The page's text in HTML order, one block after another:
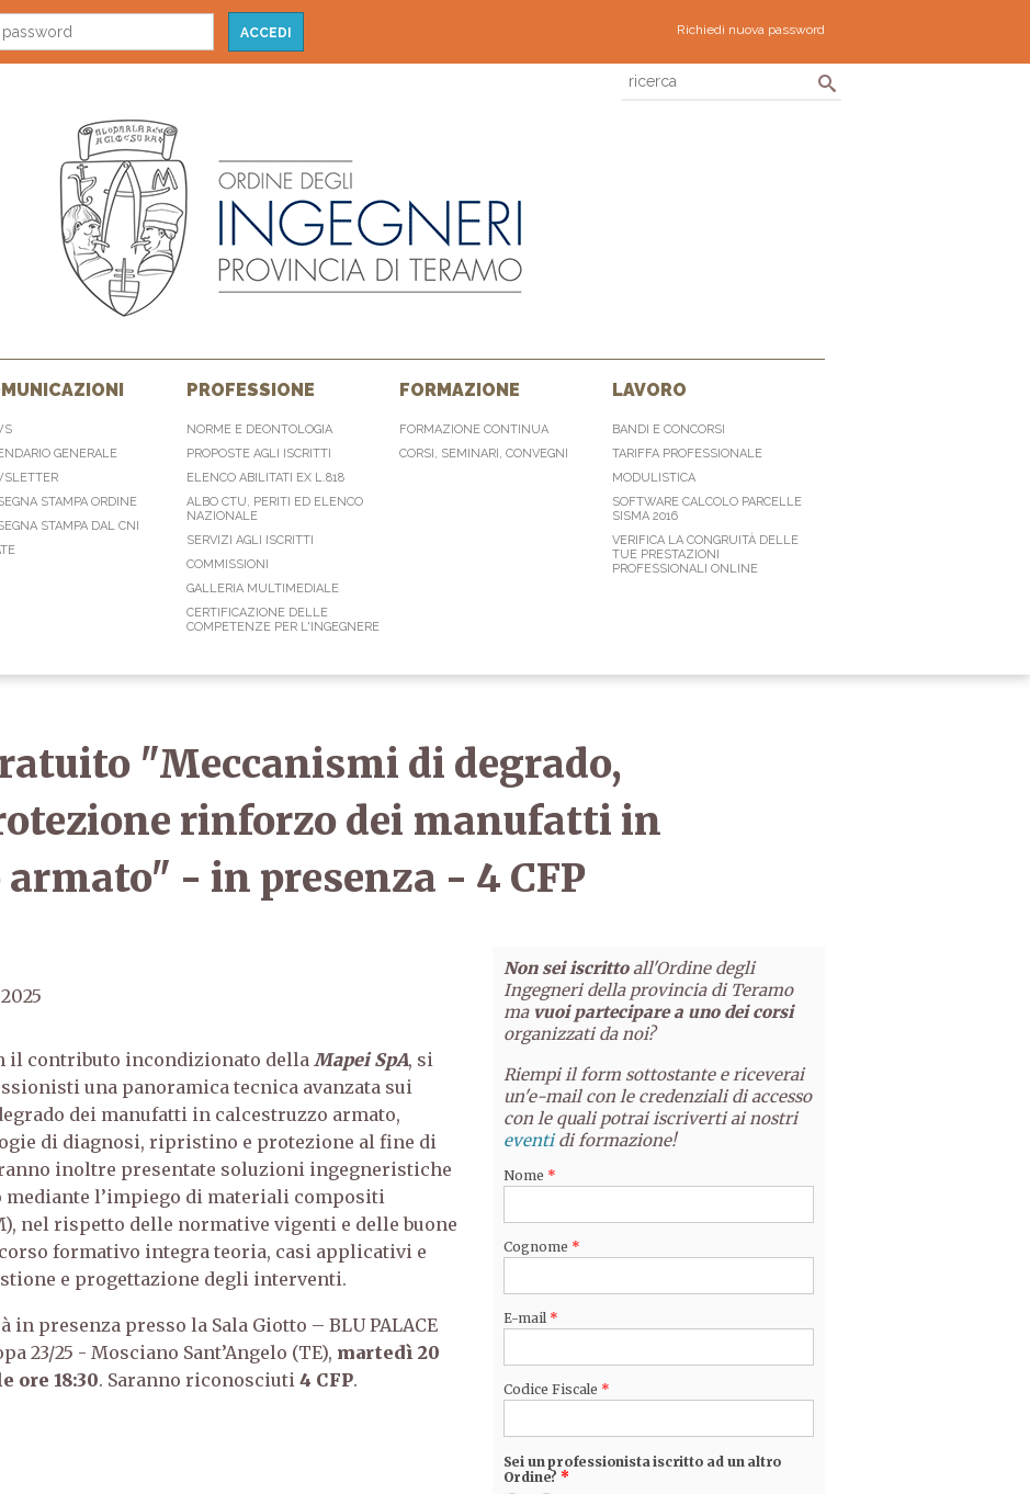
Richiedi nuova password
GENERALE
STAMPA ORDINE
STAMPA DAL CNI
PROFESSIONE
NORME E DEONTOLOGIA
PROPOSTE AGLI ISCRITTI
ELENCO ABILITATI EX L.818
ALBO CTU, PERITI ED ELENCO
NAZIONALE
SERVIZI AGLI ISCRITTI
COMMISSIONI
GALLERIA MULTIMEDIALE
CERTIFICAZIONE DELLE
COMPETENZE PER L'INGEGNERE
FORMAZIONE
FORMAZIONE CONTINUA
CORSI, SEMINARI, CONVEGNI
LAVORO
BANDI E CONCORSI
TARIFFA PROFESSIONALE
MODULISTICA
SOFTWARE CALCOLO PARCELLE
SISMA 2016
VERIFICA LA CONGRUITÀ DELLE
TUE PRESTAZIONI
PROFESSIONALI ONLINE
"Meccanismi di degrado,
rinforzo dei manufatti in
- in presenza - 4 CFP
il contributo incondizionato della Mapei SpA, si
una panoramica tecnica avanzata sui
dei manufatti in calcestruzzo armato,
di diagnosi, ripristino e protezione al fine di
inoltre presentate soluzioni ingegneristiche
mediante l’impiego di materiali compositi
nel rispetto delle normative vigenti e delle buone
formativo integra teoria, casi applicativi e
e progettazione degli interventi.
presenza presso la Sala Giotto – BLU PALACE
23/25 - Mosciano Sant’Angelo (TE), martedì 20
ore 18:30. Saranno riconosciuti 4 CFP.
Non sei iscrittoall'Ordine degli
Ingegneri della provincia di Teramo
ma vuoi partecipare a uno dei corsi
organizzati da noi?
Riempi il form sottostante e riceverai
un'e-mail con le credenziali di accesso
con le quali potrai iscriverti ai nostri
eventidi formazione!
Nome *
Cognome *
E-mail *
Codice Fiscale *
Sei un professionista iscritto ad un altro
Ordine? *